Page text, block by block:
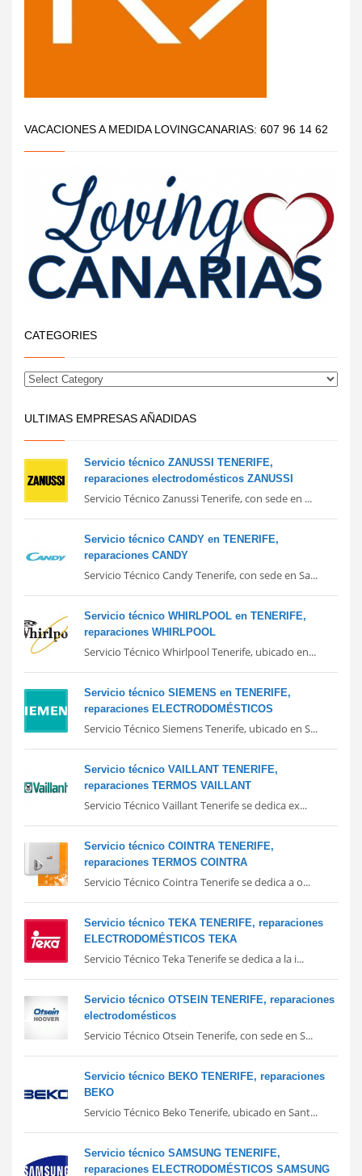
VACACIONES A MEDIDA LOVINGCANARIAS: 607 96 14 62
CATEGORIES
ULTIMAS EMPRESAS AÑADIDAS
Servicio técnico ZANUSSI TENERIFE,
reparaciones electrodomésticos ZANUSSI
Servicio Técnico Zanussi Tenerife, con sede en ...
Servicio técnico CANDY en TENERIFE,
reparaciones CANDY
Servicio Técnico Candy Tenerife, con sede en Sa...
Servicio técnico WHIRLPOOL en TENERIFE,
reparaciones WHIRLPOOL
Servicio Técnico Whirlpool Tenerife, ubicado en...
Servicio técnico SIEMENS en TENERIFE,
reparaciones ELECTRODOMÉSTICOS
Servicio Técnico Siemens Tenerife, ubicado en S...
Servicio técnico VAILLANT TENERIFE,
reparaciones TERMOS VAILLANT
Servicio Técnico Vaillant Tenerife se dedica ex...
Servicio técnico COINTRA TENERIFE,
reparaciones TERMOS COINTRA
Servicio Técnico Cointra Tenerife se dedica a o...
Servicio técnico TEKA TENERIFE, reparaciones
ELECTRODOMÉSTICOS TEKA
Servicio Técnico Teka Tenerife se dedica a la i...
Servicio técnico OTSEIN TENERIFE, reparaciones
electrodomésticos
Servicio Técnico Otsein Tenerife, con sede en S...
Servicio técnico BEKO TENERIFE, reparaciones
BEKO
Servicio Técnico Beko Tenerife, ubicado en Sant...
Servicio técnico SAMSUNG TENERIFE,
reparaciones ELECTRODOMÉSTICOS SAMSUNG